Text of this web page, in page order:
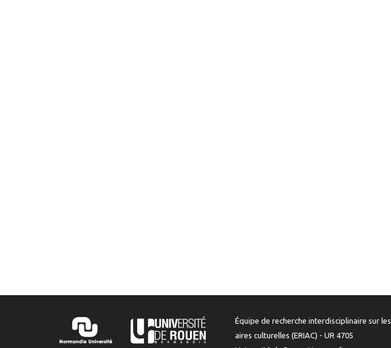
Équipe de recherche interdisciplinaire sur les
aires culturelles (ERIAC) - UR 4705